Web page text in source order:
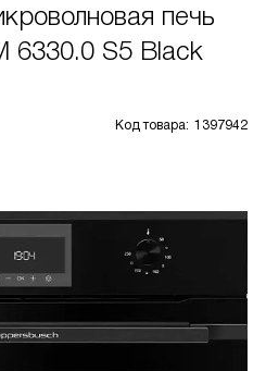
печь
6330.0 S5 Black
Код товара: 1397942